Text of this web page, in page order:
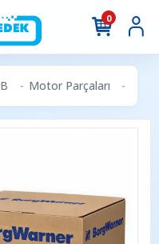
0
Motor Parçaları